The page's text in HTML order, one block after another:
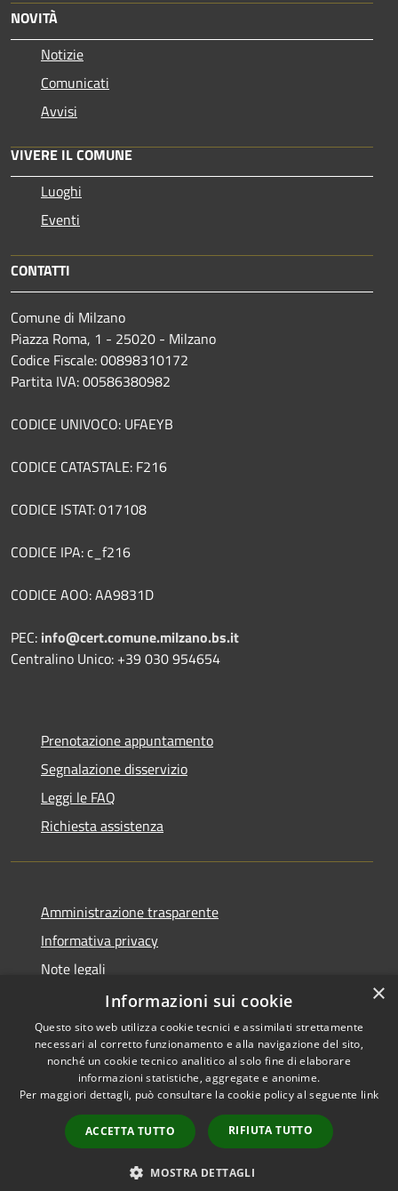
NOVITÀ
Notizie
Comunicati
Avvisi
VIVERE IL COMUNE
Luoghi
Eventi
CONTATTI
Comune di Milzano
Piazza Roma, 1 - 25020 - Milzano
Codice Fiscale: 00898310172
Partita IVA: 00586380982
CODICE UNIVOCO: UFAEYB
CODICE CATASTALE: F216
CODICE ISTAT: 017108
CODICE IPA: c_f216
CODICE AOO: AA9831D
PEC: info@cert.comune.milzano.bs.it
Centralino Unico: +39 030 954654
Prenotazione appuntamento
Segnalazione disservizio
Leggi le FAQ
Richiesta assistenza
Amministrazione trasparente
Informativa privacy
Note legali
Dichiarazione di accessibilità
RSS
Accessibilità
Copyright © 2026 • Comune di
Milzano • Powered by
Municipium•
Accesso
redazione
×
Informazioni sui cookie
Questo sito web utilizza cookie tecnici e assimilati strettamente
necessari al corretto funzionamento e alla navigazione del sito,
nonché un cookie tecnico analitico al solo fine di elaborare
informazioni statistiche, aggregate e anonime.
Per maggiori dettagli, può consultare la cookie policy al seguente link
ACCETTA TUTTO RIFIUTA TUTTO
MOSTRA DETTAGLI